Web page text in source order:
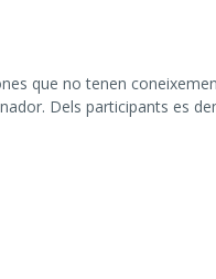
que no tenen
Dels participants es